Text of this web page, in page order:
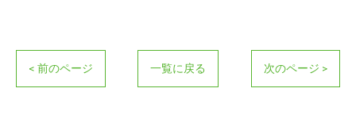
< 前のページ 一覧に戻る 次のページ >